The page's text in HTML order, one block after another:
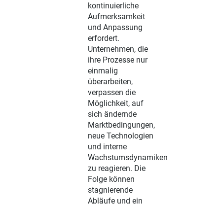
kontinuierliche
Aufmerksamkeit
und Anpassung
erfordert.
Unternehmen, die
ihre Prozesse nur
einmalig
überarbeiten,
verpassen die
Möglichkeit, auf
sich ändernde
Marktbedingungen,
neue Technologien
und interne
Wachstumsdynamiken
zu reagieren. Die
Folge können
stagnierende
Abläufe und ein